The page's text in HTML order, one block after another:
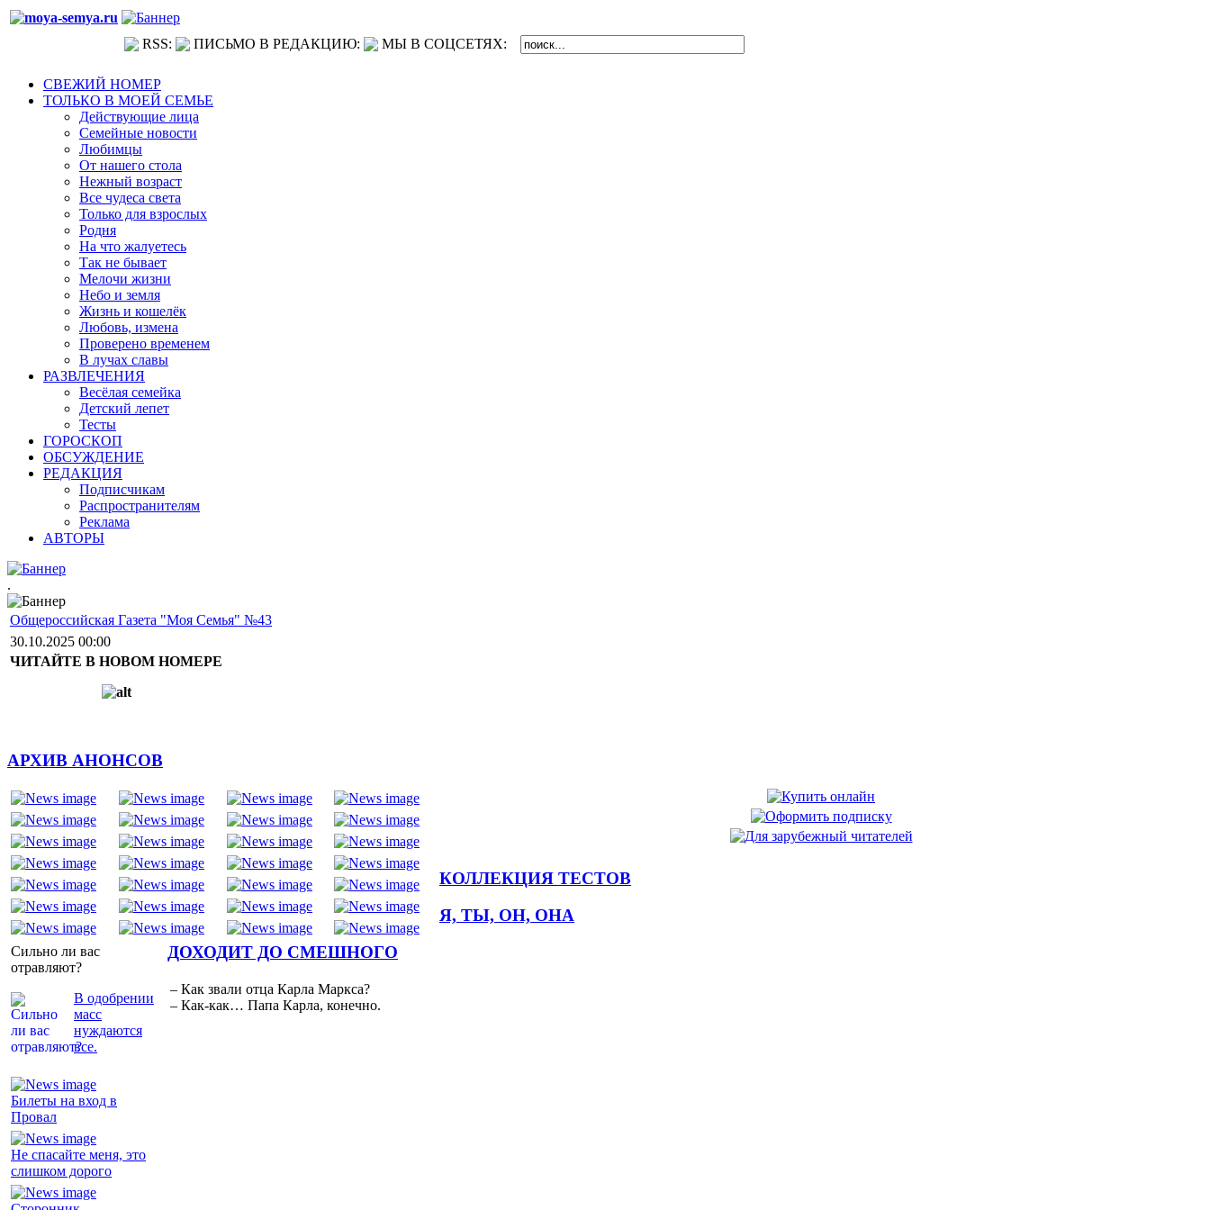
RSS: ПИСЬМО В РЕДАКЦИЮ: МЫ В СОЦСЕТЯХ:
СВЕЖИЙ НОМЕР
ТОЛЬКО В МОЕЙ СЕМЬЕ
Действующие лица
Семейные новости
Любимцы
От нашего стола
Нежный возраст
Все чудеса света
Только для взрослых
Родня
На что жалуетесь
Так не бывает
Мелочи жизни
Небо и земля
Жизнь и кошелёк
Любовь, измена
Проверено временем
В лучах славы
РАЗВЛЕЧЕНИЯ
Весёлая семейка
Детский лепет
Тесты
ГОРОСКОП
ОБСУЖДЕНИЕ
РЕДАКЦИЯ
Подписчикам
Распространителям
Реклама
АВТОРЫ
.
Общероссийская Газета "Моя Семья" №43
30.10.2025 00:00
ЧИТАЙТЕ В НОВОМ НОМЕРЕ
АРХИВ АНОНСОВ
КОЛЛЕКЦИЯ ТЕСТОВ
Сильно ли вас
отравляют?
В одобрении
масс
нуждаются
все.
Я, ТЫ, ОН, ОНА
Билеты на вход в
Провал
Не спасайте меня, это
слишком дорого
ДОХОДИТ ДО СМЕШНОГО
– Как звали отца Карла Маркса?
– Как-как… Папа Карла, конечно.